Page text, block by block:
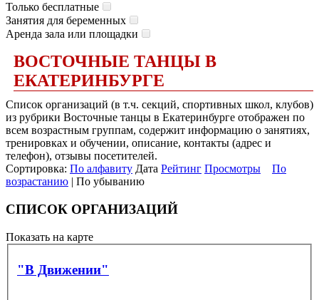
Только бесплатные
Занятия для беременных
Аренда зала или площадки
ВОСТОЧНЫЕ ТАНЦЫ В
ЕКАТЕРИНБУРГЕ
Список организаций (в т.ч. секций, спортивных школ, клубов)
из рубрики Восточные танцы в Екатеринбурге отображен по
всем возрастным группам, содержит информацию о занятиях,
тренировках и обучении, описание, контакты (адрес и
телефон), отзывы посетителей.
Сортировка: По алфавиту Дата Рейтинг Просмотры
По
возрастанию | По убыванию
СПИСОК ОРГАНИЗАЦИЙ
Показать на карте
"В Движении"